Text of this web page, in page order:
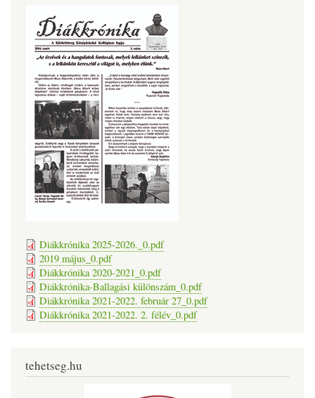
Diákkrónika 2025-2026._0.pdf
2019 május_0.pdf
Diákkrónika 2020-2021_0.pdf
Diákkrónika-Ballagási különszám_0.pdf
Diákkrónika 2021-2022. február 27_0.pdf
Diákkrónika 2021-2022. 2. félév_0.pdf
tehetseg.hu